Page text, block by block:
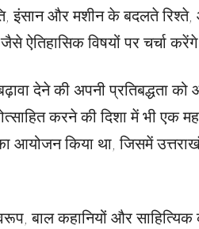
इंसान और मशीन के बदलते
ऐतिहासिक विषयों पर चर्चा
देने की अपनी प्रतिबद्धता
करने की दिशा में भी एक
आयोजन किया था, जिसमें
बाल कहानियों और